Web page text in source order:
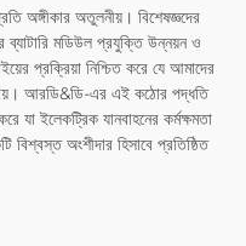
অঙ্গীকার অতুলনীয়। বিশেষজ্ঞদের
ব্যাটারি মডিউল প্রযুক্তি উন্নয়ন ও
প্রক্রিয়া নিশ্চিত করে যে আমাদের
আরডি&ডি-এর এই কঠোর পদ্ধতি
যা ইলেকট্রিক যানবাহনের কর্মক্ষমতা
অংশীদার হিসাবে প্রতিষ্ঠিত